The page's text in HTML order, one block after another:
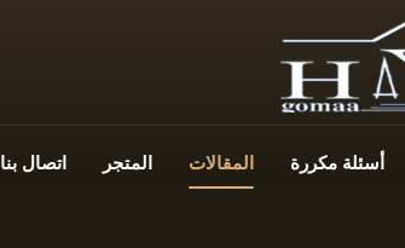
أسئلة مكررة المقالات المتجر اتصال بنا